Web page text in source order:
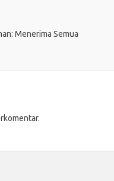
Menerima Semua